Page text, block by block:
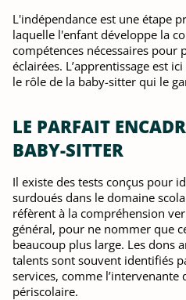
L'indépendance est une étape
laquelle l'enfant développe la
compétences nécessaires pour
éclairées. L’apprentissage est
le rôle de la baby-sitter qui le
LE PARFAIT
BABY-SITTER
Il existe des tests conçus pour
surdoués dans le domaine
réfèrent à la compréhension
général, pour ne nommer que
beaucoup plus large. Les dons
talents sont souvent identifiés
services, comme l’intervenante
périscolaire.